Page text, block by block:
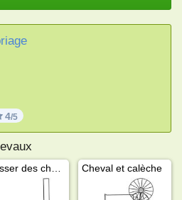
4/5
Cheval et calèche